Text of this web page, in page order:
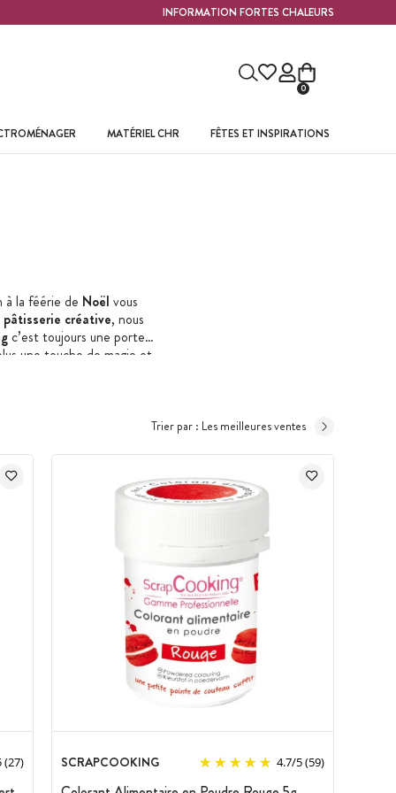
INFORMATION FORTES CHALEURS
0
MATÉRIEL CHR FÊTES ET INSPIRATIONS
à la féérie de Noël vous
pâtisserie créative, nous
c’est toujours une porte
une touche de magie et
professionnel et des
Trier par : Les meilleures ventes
(27) SCRAPCOOKING 4.7/5(59)